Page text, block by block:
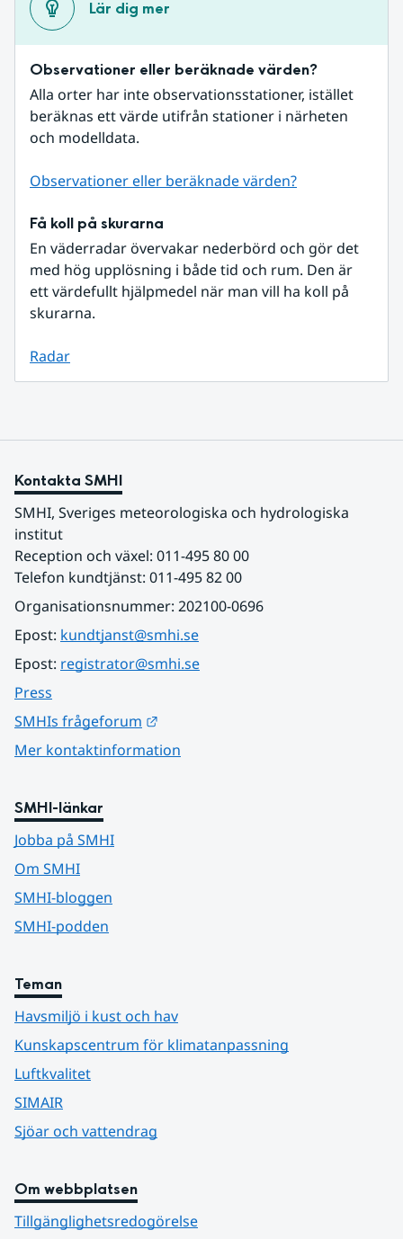
Lär dig mer
Observationer eller beräknade värden?
Alla orter har inte observationsstationer, istället
beräknas ett värde utifrån stationer i närheten
och modelldata.
Observationer eller beräknade värden?
Få koll på skurarna
En väderradar övervakar nederbörd och gör det
med hög upplösning i både tid och rum. Den är
ett värdefullt hjälpmedel när man vill ha koll på
skurarna.
Radar
Kontakta SMHI
SMHI, Sveriges meteorologiska och hydrologiska
institut
Reception och växel: 011-495 80 00
Telefon kundtjänst: 011-495 82 00
Organisationsnummer: 202100-0696
Epost: kundtjanst@smhi.se
Epost: registrator@smhi.se
Press
SMHIs frågeforum
Mer kontaktinformation
SMHI-länkar
Jobba på SMHI
Om SMHI
SMHI-bloggen
SMHI-podden
Teman
Havsmiljö i kust och hav
Kunskapscentrum för klimatanpassning
Luftkvalitet
SIMAIR
Sjöar och vattendrag
Om webbplatsen
Tillgänglighetsredogörelse